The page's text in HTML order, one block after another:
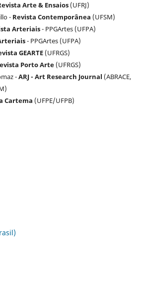
Arte & Ensaios(UFRJ)
- Revista Contemporânea (UFSM)
Arteriais- PPGArtes (UFPA)
- PPGArtes (UFPA)
GEARTE(UFRGS)
Porto Arte(UFRGS)
-ARJ - Art Research Journal (ABRACE,
Cartema (UFPE/UFPB)